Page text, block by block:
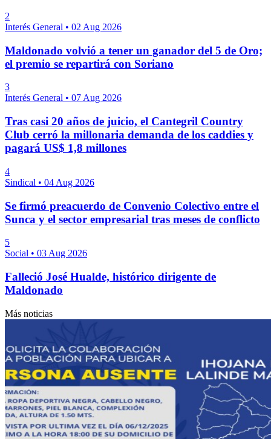
2
Interés General • 02 Aug 2026
Maldonado volvió a tener un ganador del 5 de Oro;
el premio se repartirá con Soriano
3
Interés General • 07 Aug 2026
Tras casi 20 años de juicio, el Cantegril Country
Club cerró la millonaria demanda de los caddies y
pagará US$ 1,8 millones
4
Sindical • 04 Aug 2026
Se firmó preacuerdo de Convenio Colectivo entre el
Sunca y el sector empresarial tras meses de conflicto
5
Social • 03 Aug 2026
Falleció José Hualde, histórico dirigente de
Maldonado
Más noticias